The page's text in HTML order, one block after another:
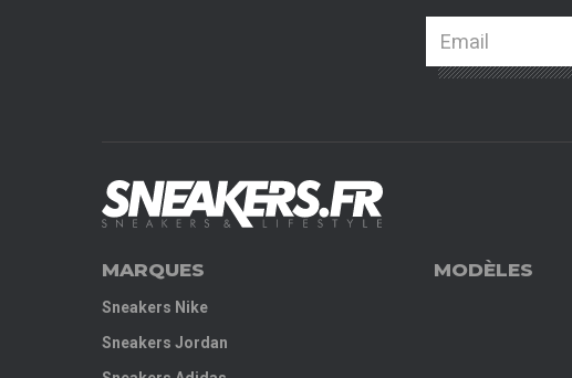
MARQUES
Sneakers Nike
Sneakers Jordan
MODÈLES